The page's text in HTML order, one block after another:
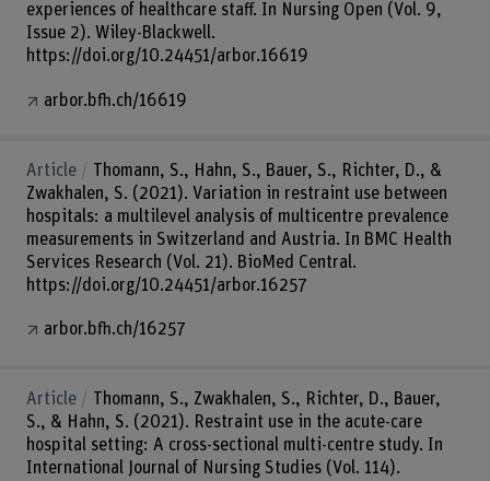
experiences of healthcare staff. In Nursing Open (Vol. 9,
Issue 2). Wiley-Blackwell.
https://doi.org/10.24451/arbor.16619
arbor.bfh.ch/16619
Article
Thomann, S., Hahn, S., Bauer, S., Richter, D., &
Zwakhalen, S. (2021). Variation in restraint use between
hospitals: a multilevel analysis of multicentre prevalence
measurements in Switzerland and Austria. In BMC Health
Services Research (Vol. 21). BioMed Central.
https://doi.org/10.24451/arbor.16257
arbor.bfh.ch/16257
Article
Thomann, S., Zwakhalen, S., Richter, D., Bauer,
S., & Hahn, S. (2021). Restraint use in the acute-care
hospital setting: A cross-sectional multi-centre study. In
International Journal of Nursing Studies (Vol. 114).